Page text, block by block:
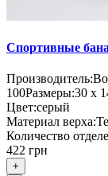
Спортивные
Производитель:
100Размеры:30 х
Цвет:серый
Материал верха:
Количество
422 грн
+